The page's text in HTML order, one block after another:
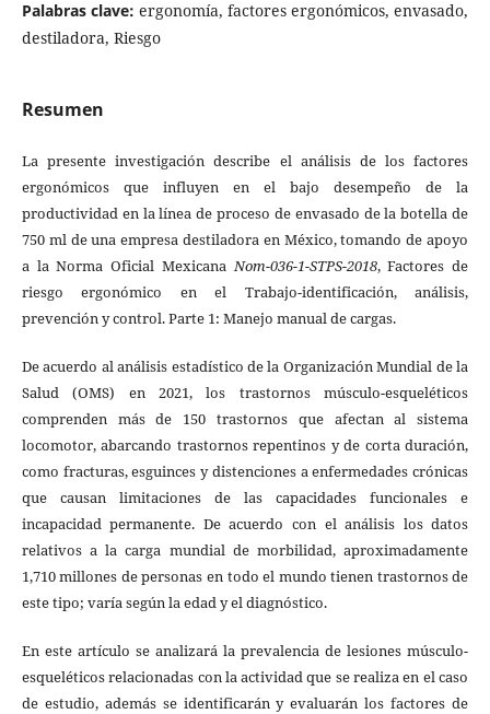
Palabras clave: ergonomía, factores ergonómicos, envasado,
destiladora, Riesgo
Resumen
La presente investigación describe el análisis de los factores
ergonómicos que influyen en el bajo desempeño de la
productividad en la línea de proceso de envasado de la botella de
750 ml de una empresa destiladora en México, tomando de apoyo
a la Norma Oficial MexicanaNom-036-1-STPS-2018, Factores de
riesgo ergonómico en el Trabajo-identificación, análisis,
prevención y control. Parte 1: Manejo manual de cargas.
De acuerdo al análisis estadístico de la Organización Mundial de la
Salud (OMS) en 2021, los trastornos músculo-esqueléticos
comprenden más de 150 trastornos que afectan al sistema
locomotor, abarcando trastornos repentinos y de corta duración,
como fracturas, esguinces y distenciones a enfermedades crónicas
que causan limitaciones de las capacidades funcionales e
incapacidad permanente. De acuerdo con el análisis los datos
relativos a la carga mundial de morbilidad, aproximadamente
1,710 millones de personas en todo el mundo tienen trastornos de
este tipo; varía según la edad y el diagnóstico.
En este artículo se analizará la prevalencia de lesiones músculo-
esqueléticos relacionadas con la actividad que se realiza en el caso
de estudio, además se identificarán y evaluarán los factores de